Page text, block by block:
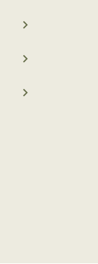
navigate_next
navigate_next
navigate_next